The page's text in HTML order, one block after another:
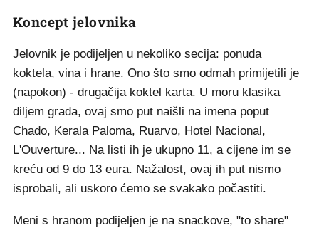
Koncept jelovnika
Jelovnik je podijeljen u nekoliko secija: ponuda
koktela, vina i hrane. Ono što smo odmah primijetili je
(napokon) - drugačija koktel karta. U moru klasika
diljem grada, ovaj smo put naišli na imena poput
Chado, Kerala Paloma, Ruarvo, Hotel Nacional,
L'Ouverture... Na listi ih je ukupno 11, a cijene im se
kreću od 9 do 13 eura. Nažalost, ovaj ih put nismo
isprobali, ali uskoro ćemo se svakako počastiti.
Meni s hranom podijeljen je na snackove, "to share"